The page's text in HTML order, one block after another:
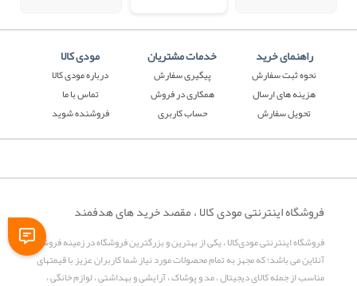
راهنمای خرید
نحوه ثبت سفارش
هزینه های ارسال
تحویل سفارش
خدمات مشتریان
پیگیری سفارش
همکاری در فروش
حساب کاربری
مودی کالا
درباره مودی کالا
تماس با ما
فروشنده شوید
فروشگاه اینترنتی مودی کالا ، مقصد خرید های هدفمند
فروشگاه اینترنتی مودی‌کالا ، یکی از بهترین و بزرگترین فروشگاه در زمینه فروش
آنلاین می باشد؛ که مجهز به تمام محصولات مورد نیاز شما کاربران عزیز با قیمتهای
مناسب از جمله کالای دیجیتال ، مد و پوشاک ، آرایشی و بهداشتی ، لوازم خانگی ،